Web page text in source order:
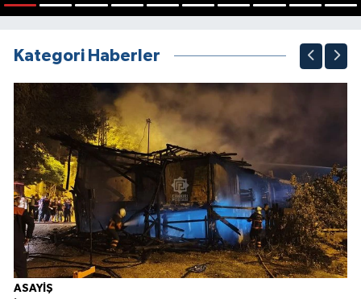
Kategori Haberler
ASAYİŞ